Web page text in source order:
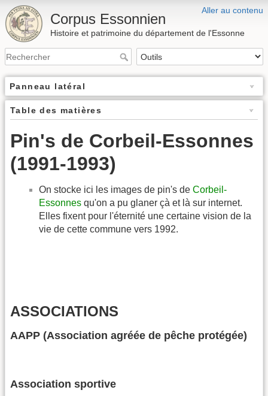
Aller au contenu
Corpus Essonnien
Histoire et patrimoine du département de l'Essonne
Panneau latéral
Table des matières
Pin's de Corbeil-Essonnes
(1991-1993)
On stocke ici les images de pin's de Corbeil-
Essonnes qu'on a pu glaner çà et là sur internet.
Elles fixent pour l'éternité une certaine vision de la
vie de cette commune vers 1992.
ASSOCIATIONS
AAPP (Association agréée de pêche protégée)
Association sportive